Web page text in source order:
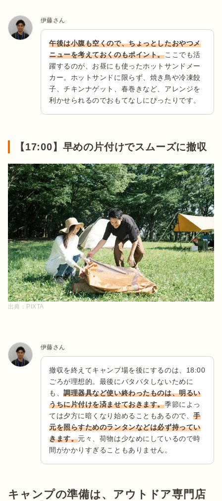
伊藤さん
午後は小腹も空くので、ちょっとしたおやつメ
ニューを考えておくのもポイント。ここでも活
躍するのが、お昼にも使ったホットサンドメー
カー。ホットサンドに限らず、焼き鳥や冷凍餃
子、チキンナゲット、春巻きなど、アレンジを
利かせられるのでおもてなしにぴったりです。
【17:00】早めの片付けでスムーズに撤収
出典： PIXTA
伊藤さん
撤収を終えてキャンプ場を後にするのは、18:00
ごろが理想的。最後にバタバタしないために
も、調理器具など使い終わったものは、明るい
うちに片付けを済ませておきます。季節によっ
ては夕方に暗くなり始めることもあるので、手
元を照らすためのランタンなどは必ず持ってい
きます。元々、荷物は少なめにしているので時
間がかかりすぎることもありません。
キャンプの準備は、アウトドア専門店